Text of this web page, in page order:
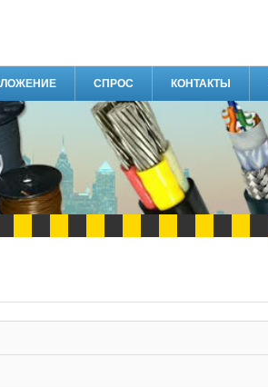
СПРОС КОНТАКТЫ